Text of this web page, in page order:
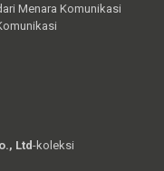
Menara Komunikasi
Ltd-koleksi